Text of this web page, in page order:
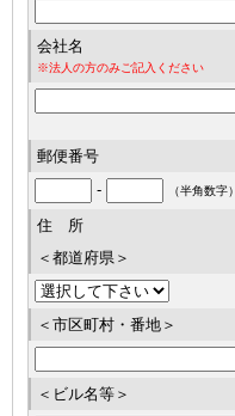
会社名
※法人の方のみご記入ください
郵便番号
-
（半角数字）
住 所
＜都道府県＞
＜市区町村・番地＞
＜ビル名等＞